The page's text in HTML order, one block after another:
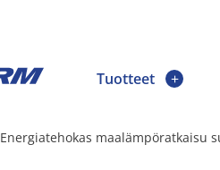
Tuotteet
Energiatehokas maalämpöratkaisu